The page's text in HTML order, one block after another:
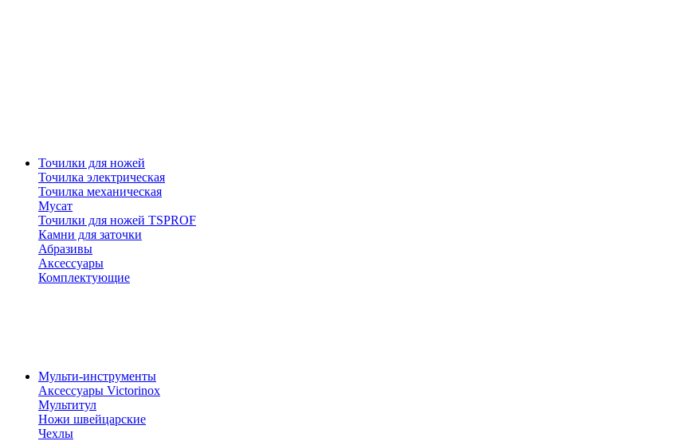
Точилки для ножей
Точилка электрическая
Точилка механическая
Мусат
Точилки для ножей TSPROF
Камни для заточки
Абразивы
Аксессуары
Комплектующие
Мульти-инструменты
Аксессуары Victorinox
Мультитул
Ножи швейцарские
Чехлы